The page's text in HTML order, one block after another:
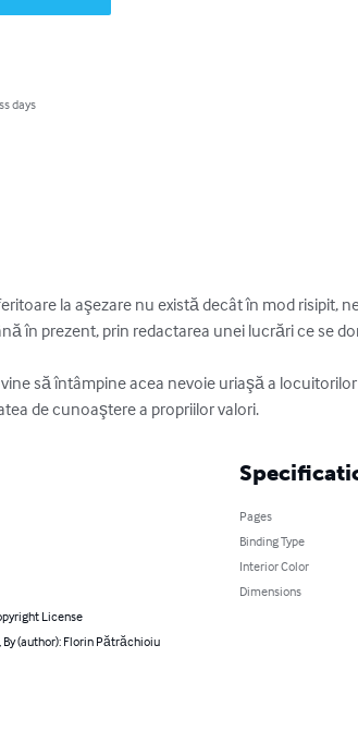
days
la aşezare nu există decât în mod risipit,
în prezent, prin redactarea unei lucrări ce se
de cunoaştere a propriilor valori.
License
(author): Florin Pătrăchioiu
Pages
Binding Type
Interior Color
Dimensions